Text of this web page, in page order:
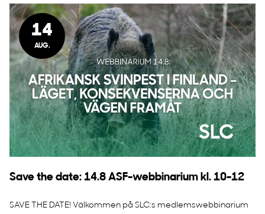
14
AUG.
Save the date: 14.8 ASF-webbinarium kl. 10-12
SAVE THE DATE! Välkommen på SLC:s medlemswebbinarium